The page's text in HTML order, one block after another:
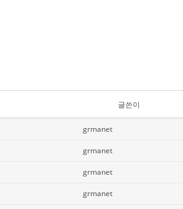
글쓴이
grmanet
grmanet
grmanet
grmanet